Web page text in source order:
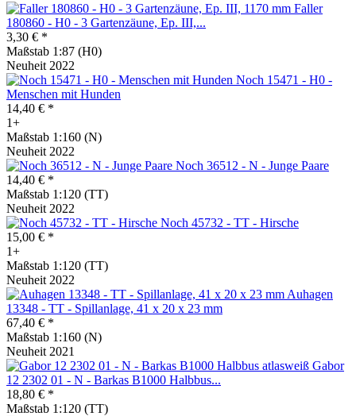
Faller
180860 - H0 - 3 Gartenzäune, Ep. III,...
3,30 € *
Maßstab 1:87 (H0)
Neuheit 2022
Noch 15471 - H0 -
Menschen mit Hunden
14,40 € *
1+
Maßstab 1:160 (N)
Neuheit 2022
Noch 36512 - N - Junge Paare
14,40 € *
Maßstab 1:120 (TT)
Neuheit 2022
Noch 45732 - TT - Hirsche
15,00 € *
1+
Maßstab 1:120 (TT)
Neuheit 2022
Auhagen
13348 - TT - Spillanlage, 41 x 20 x 23 mm
67,40 € *
Maßstab 1:160 (N)
Neuheit 2021
Gabor
12 2302 01 - N - Barkas B1000 Halbbus...
18,80 € *
Maßstab 1:120 (TT)